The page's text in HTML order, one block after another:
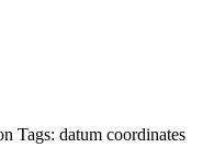
Tags: datum coordinates